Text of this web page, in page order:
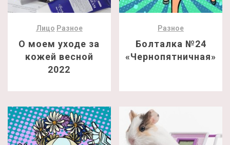
Лицо Разное
О моем уходе за
кожей весной
2022
Разное
Болталка №24
«Чернопятничная»